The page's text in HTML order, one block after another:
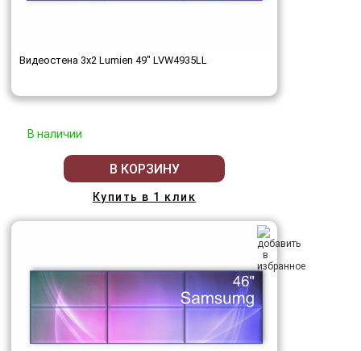
Видеостена 3x2 Lumien 49" LVW4935LL
В наличии
В КОРЗИНУ
Купить в 1 клик